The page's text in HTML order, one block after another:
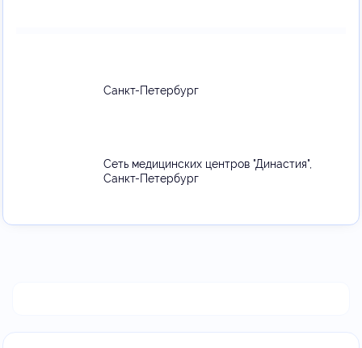
Санкт-Петербург
Сеть медицинских центров "Династия",
Санкт-Петербург